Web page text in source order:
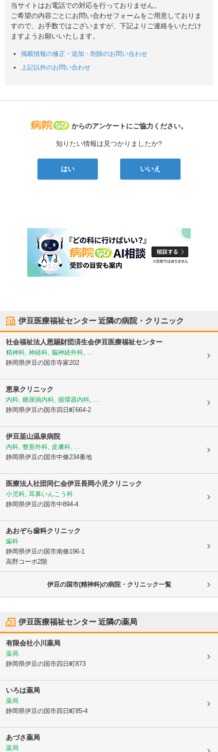
当サイトはお電話での対応を行っておりません。
ご希望の内容ごとにお問い合わせフォームをご用意しておりま
すので、お手数ではございますが、下記よりご連絡をいただけ
ますようお願いいたします。
掲載情報の修正・追加・削除のお問い合わせ
上記以外のお問い合わせ
病院なび
からのアンケートにご協力ください。
知りたい情報は見つかりましたか?
はい いいえ
伊豆医療福祉センター 近隣の病院・クリニック
社会福祉法人恩賜財団済生会伊豆医療福祉センター
精神科, 神経科, 脳神経外科, ...
静岡県伊豆の国市寺家202
恵泉クリニック
内科, 糖尿病内科, 循環器内科, ...
静岡県伊豆の国市四日町664-2
伊豆韮山温泉病院
内科, 整形外科, 皮膚科, ...
静岡県伊豆の国市中條234番地
医療法人社団同仁会伊豆長岡小児クリニック
小児科, 耳鼻いんこう科
静岡県伊豆の国市中894-4
あおぞら歯科クリニック
歯科
静岡県伊豆の国市南條196-1
高野コーポ2階
伊豆の国市(精神科)の病院・クリニック一覧
伊豆医療福祉センター 近隣の薬局
有限会社小川薬局
薬局
静岡県伊豆の国市四日町873
いろは薬局
薬局
静岡県伊豆の国市四日町85-4
あづさ薬局
薬局